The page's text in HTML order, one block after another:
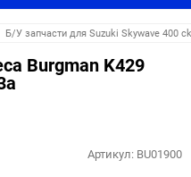
Б/У запчасти для Suzuki Skywave 400
Burgman K429
Артикул: BU01900